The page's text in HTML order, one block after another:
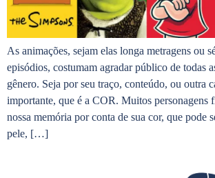
As animações, sejam elas longa metragens ou
episódios, costumam agradar público de todas
gênero. Seja por seu traço, conteúdo, ou outra
importante, que é a COR. Muitos personagens
nossa memória por conta de sua cor, que pode
pele, […]